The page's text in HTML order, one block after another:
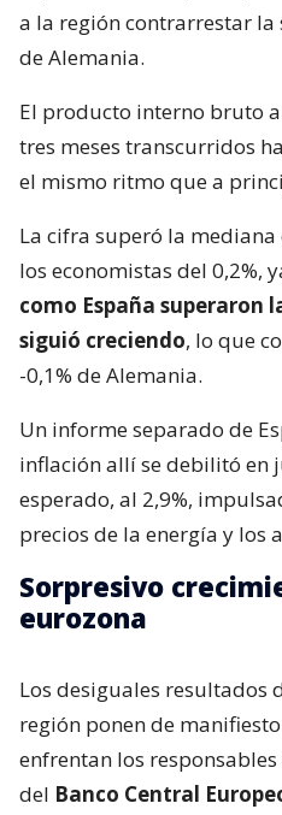
a la región contrarrestar
de Alemania.
El producto interno bruto
tres meses transcurridos
el mismo ritmo que a
La cifra superó la
los economistas del 0,2%,
como España superaron
siguió creciendo, lo que
-0,1% de Alemania.
Un informe separado de
inflación allí se debilitó en
esperado, al 2,9%,
precios de la energía y los
Sorpresivo
eurozona
Los desiguales resultados
región ponen de
enfrentan los
del Banco Central